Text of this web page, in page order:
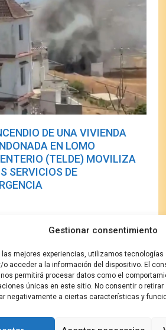
Gestionar consentimiento
las mejores experiencias, utilizamos tecnologías
o acceder a la información del dispositivo. El
permitirá procesar datos como el
únicas en este sitio. No consentir o
negativamente a ciertas características y
DE UNA VIVIENDA
EN LOMO
(TELDE) MOVILIZA
SERVICIOS DE